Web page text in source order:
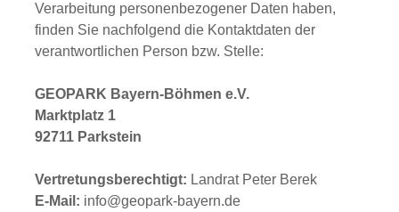
Verarbeitung personenbezogener Daten haben,
finden Sie nachfolgend die Kontaktdaten der
verantwortlichen Person bzw. Stelle:
GEOPARK Bayern-Böhmen e.V.
Marktplatz 1
92711 Parkstein
Vertretungsberechtigt: Landrat Peter Berek
E-Mail: info@geopark-bayern.de